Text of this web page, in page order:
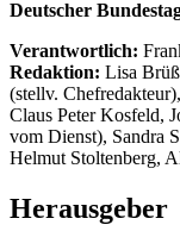
Deutscher
Verantwortlich:
Redaktion: Lisa
(stellv.
Claus Peter Kosfeld,
vom Dienst), Sandra
Helmut Stoltenberg,
Herausgeber